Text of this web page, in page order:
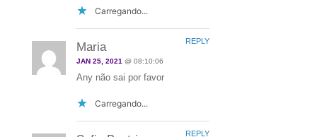
Carregando...
Maria
JAN 25, 2021 @ 08:10:06
Any não sai por favor
Carregando...
REPLY
REPLY